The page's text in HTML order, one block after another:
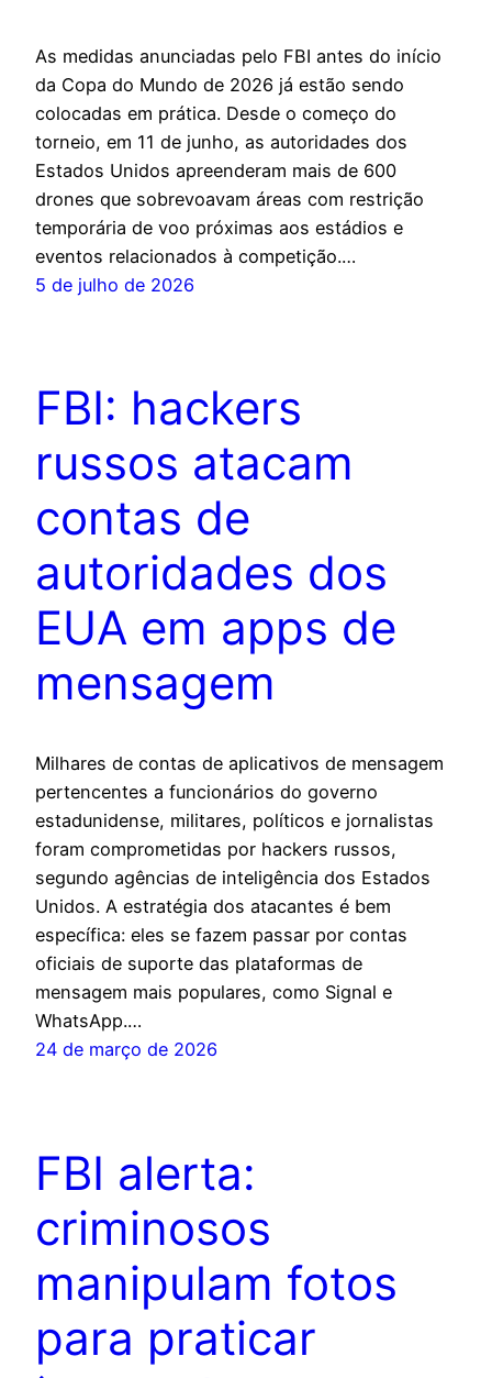
As medidas anunciadas pelo FBI antes do início
da Copa do Mundo de 2026 já estão sendo
colocadas em prática. Desde o começo do
torneio, em 11 de junho, as autoridades dos
Estados Unidos apreenderam mais de 600
drones que sobrevoavam áreas com restrição
temporária de voo próximas aos estádios e
eventos relacionados à competição.…
5 de julho de 2026
FBI: hackers
russos atacam
contas de
autoridades dos
EUA em apps de
mensagem
Milhares de contas de aplicativos de mensagem
pertencentes a funcionários do governo
estadunidense, militares, políticos e jornalistas
foram comprometidas por hackers russos,
segundo agências de inteligência dos Estados
Unidos. A estratégia dos atacantes é bem
específica: eles se fazem passar por contas
oficiais de suporte das plataformas de
mensagem mais populares, como Signal e
WhatsApp.…
24 de março de 2026
FBI alerta:
criminosos
manipulam fotos
para praticar